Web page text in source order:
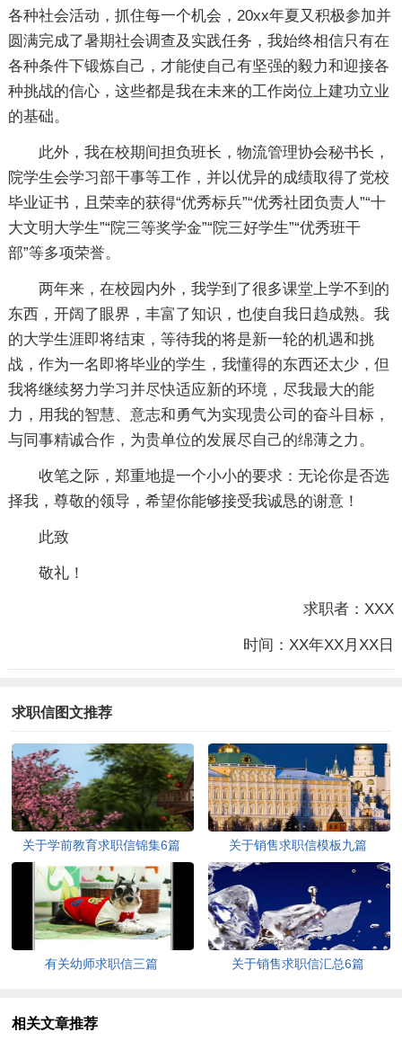
各种社会活动，抓住每一个机会，20xx年夏又积极参加并
圆满完成了暑期社会调查及实践任务，我始终相信只有在
各种条件下锻炼自己，才能使自己有坚强的毅力和迎接各
种挑战的信心，这些都是我在未来的工作岗位上建功立业
的基础。
此外，我在校期间担负班长，物流管理协会秘书长，
院学生会学习部干事等工作，并以优异的成绩取得了党校
毕业证书，且荣幸的获得“优秀标兵”“优秀社团负责人”“十
大文明大学生”“院三等奖学金”“院三好学生”“优秀班干
部”等多项荣誉。
两年来，在校园内外，我学到了很多课堂上学不到的
东西，开阔了眼界，丰富了知识，也使自我日趋成熟。我
的大学生涯即将结束，等待我的将是新一轮的机遇和挑
战，作为一名即将毕业的学生，我懂得的东西还太少，但
我将继续努力学习并尽快适应新的环境，尽我最大的能
力，用我的智慧、意志和勇气为实现贵公司的奋斗目标，
与同事精诚合作，为贵单位的发展尽自己的绵薄之力。
收笔之际，郑重地提一个小小的要求：无论你是否选
择我，尊敬的领导，希望你能够接受我诚恳的谢意！
此致
敬礼！
求职者：XXX
时间：XX年XX月XX日
求职信图文推荐
关于学前教育求职信锦集6篇 关于销售求职信模板九篇
有关幼师求职信三篇 关于销售求职信汇总6篇
相关文章推荐